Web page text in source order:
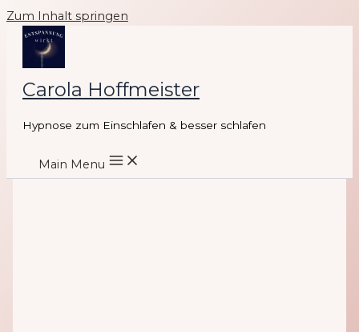
Zum Inhalt springen
Carola Hoffmeister
Hypnose zum Einschlafen & besser schlafen
Main Menu